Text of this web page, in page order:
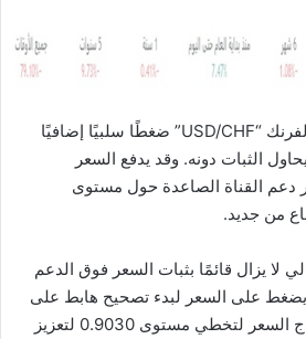
يواجه زوج الدولار مقابل الفرنك “USD/CHF” ضغطًا سلبيًا إضافيًا
مستوى 0.9020 ويحاول الثبات دونه. وقد يدفع السعر
دعم القناة الصاعدة حول مستوى
لا يزال قائمًا بثبات السعر فوق الدعم
على السعر لبدء تصحيح هابط على
المدى اللحظي، بينما يحتاج السعر لتخطي مستوى 0.9030 لتعزيز